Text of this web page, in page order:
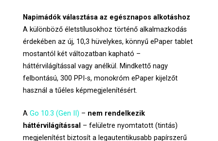
Napimádók választása az egésznapos alkotáshoz
A különböző életstílusokhoz történő alkalmazkodás
érdekében az új, 10,3 hüvelykes, könnyű ePaper tablet
mostantól két változatban kapható –
háttérvilágítással vagy anélkül. Mindkettő nagy
felbontású, 300 PPI-s, monokróm ePaper kijelzőt
használ a tűéles képmegjelenítésért.
AGo 10.3 (Gen II) – nem rendelkezik
háttérvilágítással – felületre nyomtatott (tintás)
megjelenítést biztosít a legautentikusabb papírszerű